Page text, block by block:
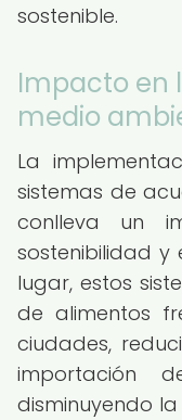
sostenible.
Impacto en
medio
La
sistemas de
conlleva un
sostenibilidad y
lugar, estos
de alimentos
ciudades,
importación
disminuyendo